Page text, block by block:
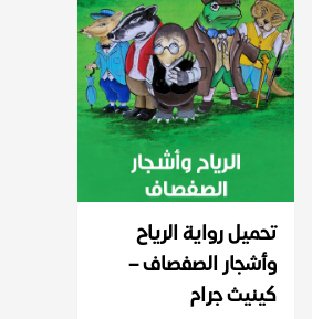
تحميل رواية الرياح
وأشجار الصفصاف –
كينيث جرام